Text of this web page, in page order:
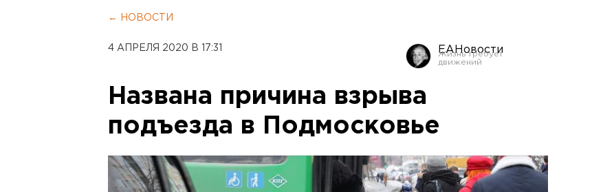
← НОВОСТИ
4 АПРЕЛЯ 2020 В 17:31 ЕАНовости
Названа причина взрыва
подъезда в Подмосковье